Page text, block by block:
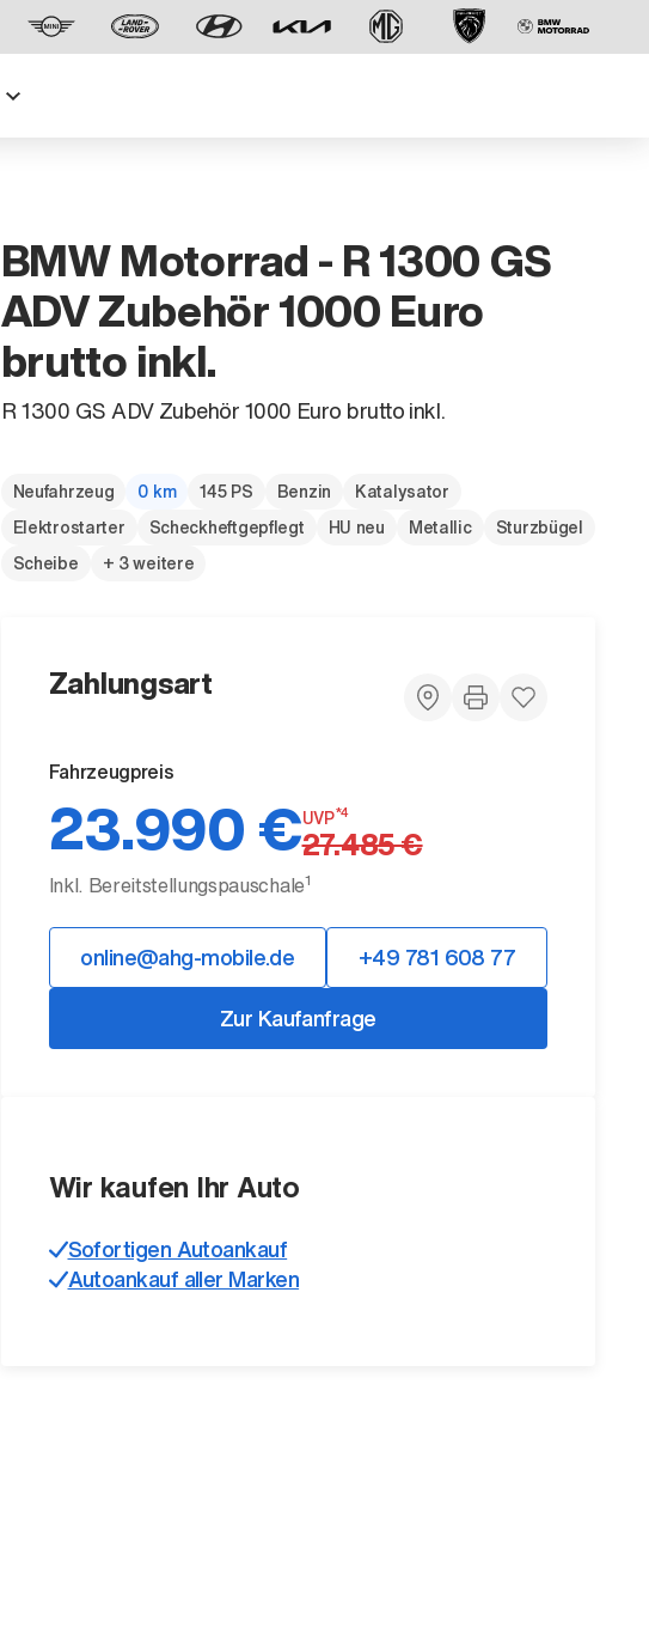
Der neue BMW X5.
BMW Motorrad - R 1300 GS
ADV Zubehör 1000 Euro
brutto inkl.
R 1300 GS ADV Zubehör 1000 Euro brutto inkl.
Neufahrzeug 0 km 145 PS Benzin
Katalysator
Elektrostarter
Scheckheftgepflegt HU neu Metallic
Sturzbügel
Scheibe
+ 3 weitere
Zahlungsart
Fahrzeugpreis
23.990 €UVP*4
27.485 €
Inkl. Bereitstellungspauschale1
online@ahg-mobile.de
+49 781 608 77
Zur Kaufanfrage
Wir kaufen Ihr Auto
Sofortigen Autoankauf
Autoankauf aller Marken